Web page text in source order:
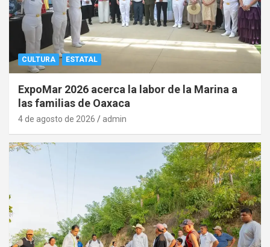
CULTURA ESTATAL
ExpoMar 2026 acerca la labor de la Marina a
las familias de Oaxaca
4 de agosto de 2026 admin